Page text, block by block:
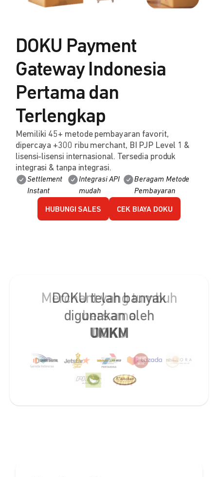
DOKU Payment
Gateway Indonesia
Pertama dan
Terlengkap
Memiliki 45+ metode pembayaran favorit,
dipercaya +300 ribu merchant, BI PJP Level 1 &
lisensi-lisensi internasional. Tersedia produk
integrasi & tanpa integrasi.
Settlement
Instant
Integrasi API
mudah
Beragam Metode
Pembayaran
HUBUNGI SALES CEK BIAYA DOKU
DOKU telah banyak
digunakan oleh
UMKM